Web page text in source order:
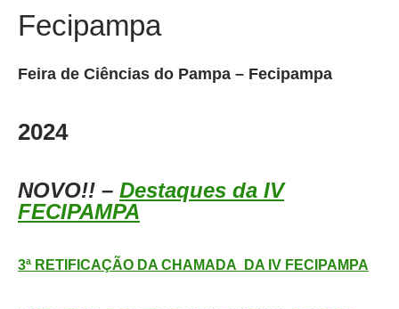
Fecipampa
Feira de Ciências do Pampa – Fecipampa
2024
NOVO!! – Destaques da IV
FECIPAMPA
3ª RETIFICAÇÃO DA CHAMADA DA IV FECIPAMPA